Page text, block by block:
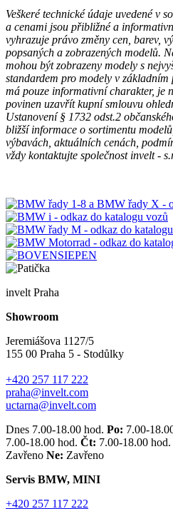
Veškeré technické údaje uvedené v
a cenami jsou přibližné a
vyhrazuje právo změny cen, barev,
popsaných a zobrazených modelů.
mohou být zobrazeny modely s
standardem pro modely v základním
má pouze informativní charakter, je
povinen uzavřít kupní smlouvu
Ustanovení § 1732 odst.2
bližší informace o sortimentu
výbavách, aktuálních cenách,
vždy kontaktujte společnost invelt -
invelt Praha
Showroom
Jeremiášova 1127/5
155 00 Praha 5 - Stodůlky
+420 257 117 222
praha@invelt.com
uctarna@invelt.com
Dnes 7.00-18.00 hod. Po: 7.00-
7.00-18.00 hod. Čt: 7.00-18.00 hod.
Zavřeno Ne: Zavřeno
Servis BMW, MINI
+420 257 117 222